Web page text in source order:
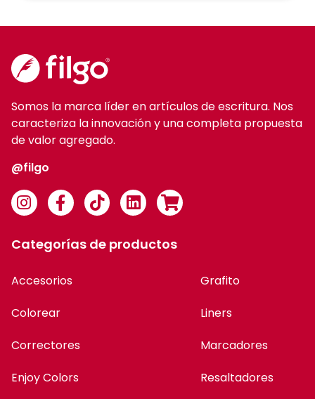
Somos la marca líder en artículos de escritura. Nos
caracteriza la innovación y una completa propuesta
de valor agregado.
@filgo
Categorías de productos
Accesorios
Colorear
Correctores
Enjoy Colors
Grafito
Liners
Marcadores
Resaltadores